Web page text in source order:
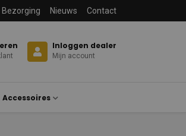
Bezorging Nieuws Contact
Inloggen dealer
Mijn account
Accessoires